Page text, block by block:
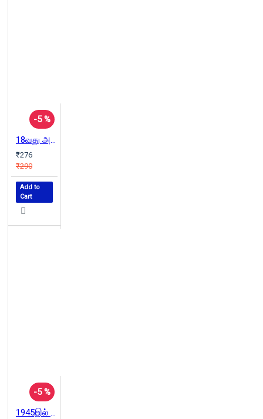
-5 %
18வது அட்சக்கோடு
₹276
₹290
Add to
Cart
-5 %
1945இல் இப்படியெல்லாம் இருந்தது